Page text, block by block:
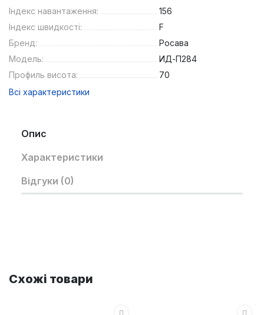
Індекс навантаження:
156
Індекс швидкості:
F
Бренд:
Росава
Модель:
ИД-П284
Профиль висота:
70
Всі характеристики
Опис
Характеристики
Відгуки (0)
Схожі товари